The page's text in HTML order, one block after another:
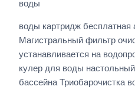
воды
воды картридж
Магистральный фильтр
устанавливается на
кулер для воды
бассейна Триобарочистка